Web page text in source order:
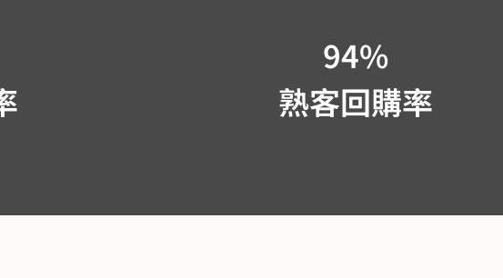
熟客回購率
94%